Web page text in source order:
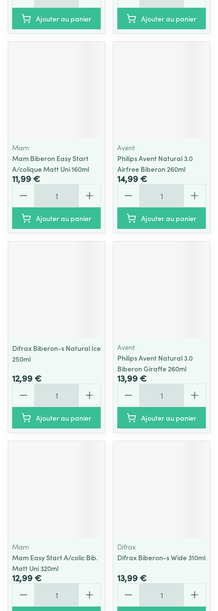
Ajouter au panier Ajouter au panier
Mam
Mam Biberon Easy Start
A/colique Matt Uni 160ml
11,99 €
Ajouter au panier
Avent
Philips Avent Natural 3.0
Airfree Biberon 260ml
14,99 €
Ajouter au panier
Difrax Biberon-s Natural Ice
250ml
12,99 €
Ajouter au panier
Avent
Philips Avent Natural 3.0
Biberon Giraffe 260ml
13,99 €
Ajouter au panier
Mam
Mam Easy Start A/colic Bib.
Matt Uni 320ml
12,99 €
Difrax
Difrax Biberon-s Wide 310ml
13,99 €